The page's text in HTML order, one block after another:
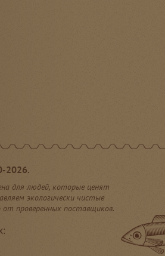
2026.
для людей, которые ценят
экологически чистые
проверенных поставщиков.